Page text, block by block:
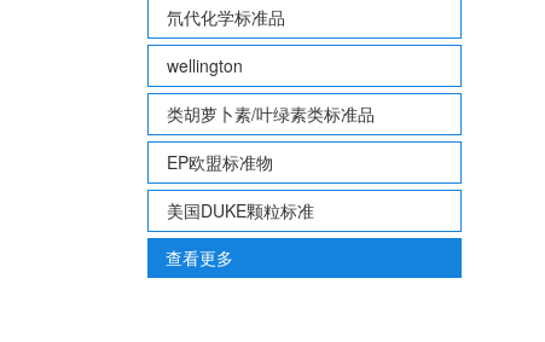
氘代化学标准品
wellington
类胡萝卜素/叶绿素类标准品
EP欧盟标准物
美国DUKE颗粒标准
查看更多